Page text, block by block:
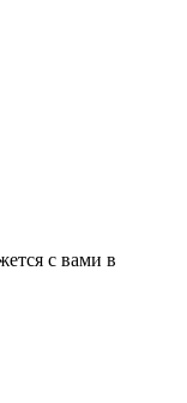
с вами в